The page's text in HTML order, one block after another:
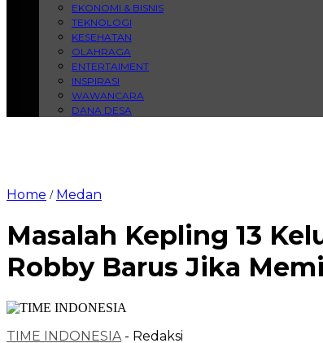
EKONOMI & BISNIS
TEKNOLOGI
KESEHATAN
OLAHRAGA
ENTERTAIMENT
INSPIRASI
WAWANCARA
DANA DESA
Home / Medan
Masalah Kepling 13
Robby Barus Jika
TIME INDONESIA - Redaksi